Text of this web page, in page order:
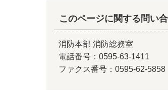
このページに関する問い
消防本部 消防総務室
電話番号：0595-63-1411
ファクス番号：0595-62-5858